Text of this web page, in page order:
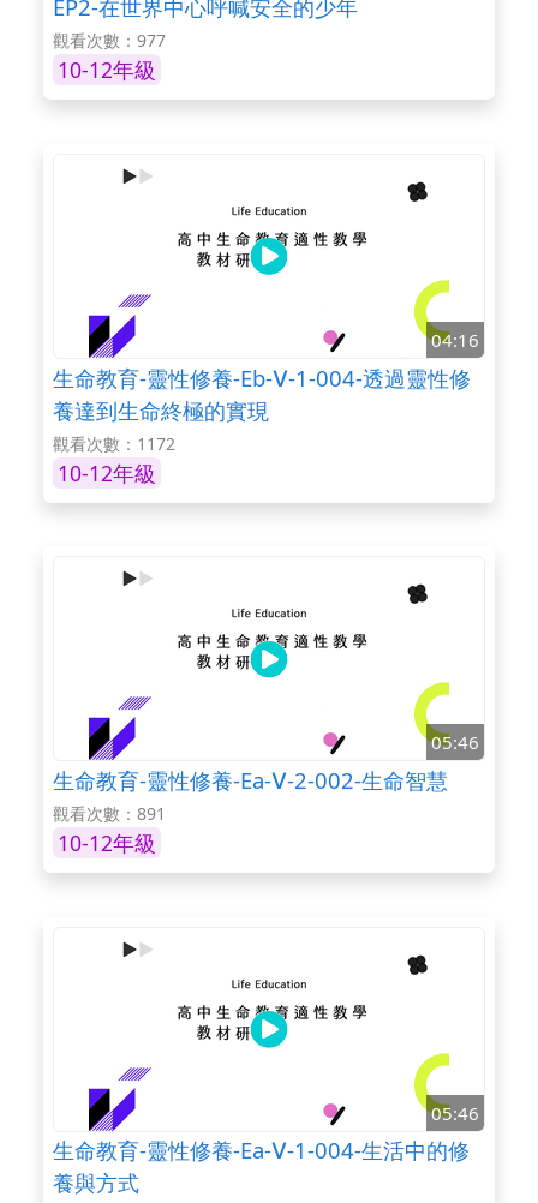
EP2-在世界中心呼喊安全的少年
觀看次數：977
10-12年級
04:16
生命教育-靈性修養-Eb-Ⅴ-1-004-透過靈性修
養達到生命終極的實現
觀看次數：1172
10-12年級
05:46
生命教育-靈性修養-Ea-Ⅴ-2-002-生命智慧
觀看次數：891
10-12年級
05:46
生命教育-靈性修養-Ea-Ⅴ-1-004-生活中的修
養與方式